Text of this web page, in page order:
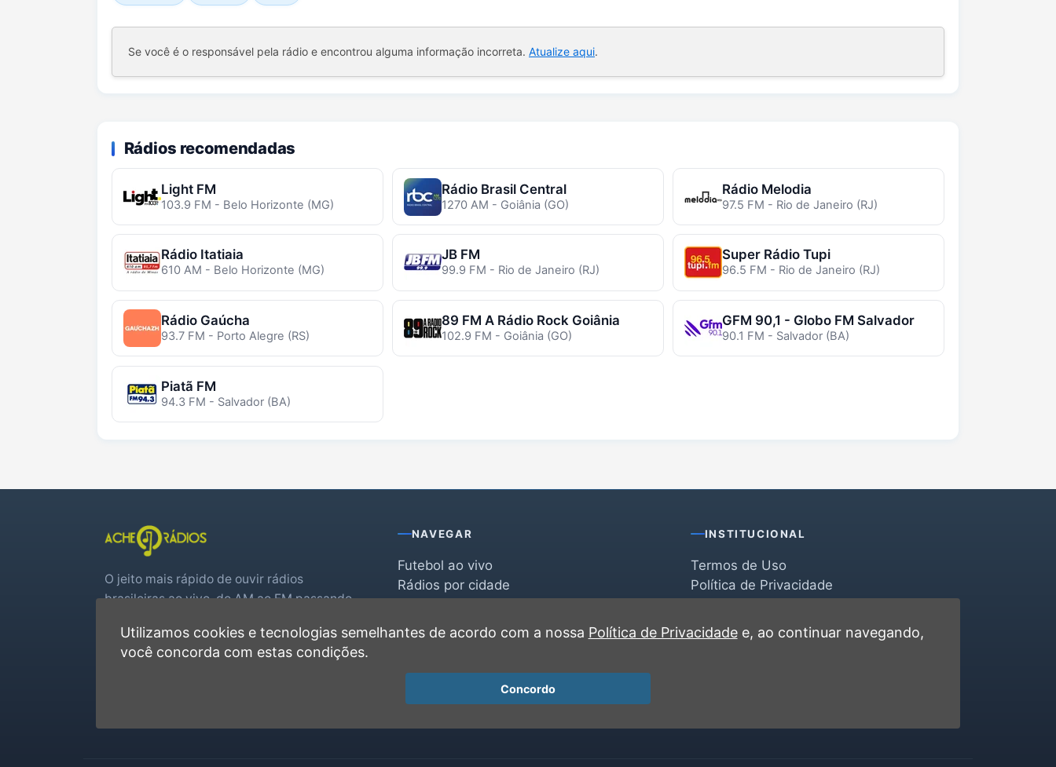
Se você é o responsável pela rádio e encontrou alguma informação incorreta. Atualize aqui.
Rádios recomendadas
Light FM
103.9 FM - Belo Horizonte (MG)
Rádio Brasil Central
1270 AM - Goiânia (GO)
Rádio Melodia
97.5 FM - Rio de Janeiro (RJ)
Rádio Itatiaia
610 AM - Belo Horizonte (MG)
JB FM
99.9 FM - Rio de Janeiro (RJ)
Super Rádio Tupi
96.5 FM - Rio de Janeiro (RJ)
Rádio Gaúcha
93.7 FM - Porto Alegre (RS)
89 FM A Rádio Rock Goiânia
102.9 FM - Goiânia (GO)
GFM 90,1 - Globo FM Salvador
90.1 FM - Salvador (BA)
Piatã FM
94.3 FM - Salvador (BA)
O jeito mais rápido de ouvir rádios
brasileiras ao vivo, do AM ao FM passando
real.
NAVEGAR
Futebol ao vivo
Rádios por cidade
Favoritas
INSTITUCIONAL
Termos de Uso
Política de Privacidade
Contato
Utilizamos cookies e tecnologias semelhantes de acordo com a nossa Política de Privacidadee, ao continuar navegando,
você concorda com estas condições.
Concordo